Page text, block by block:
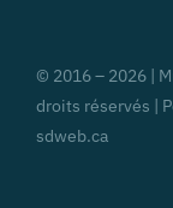
© 2016 – 2026 |
droits réservés |
sdweb.ca